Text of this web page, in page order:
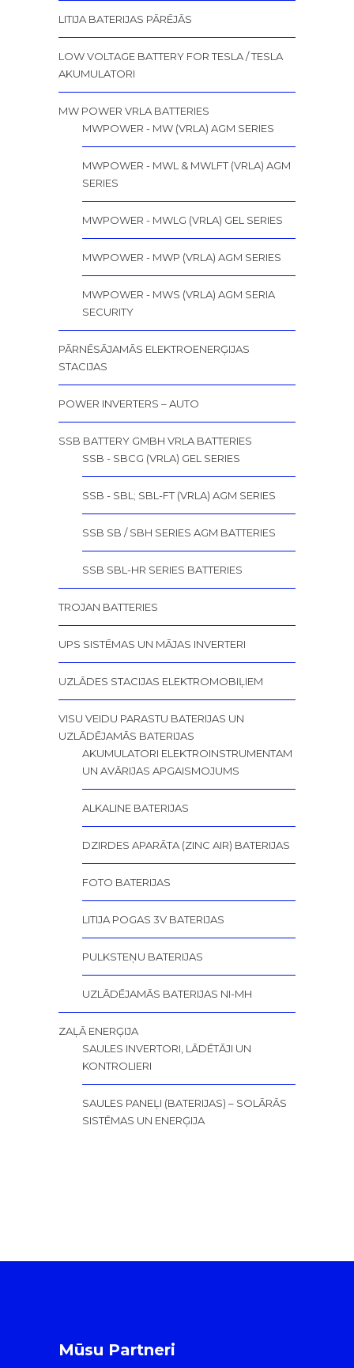
LITIJA BATERIJAS PĀRĒJĀS
LOW VOLTAGE BATTERY FOR TESLA / TESLA
AKUMULATORI
MW POWER VRLA BATTERIES
MWPOWER - MW (VRLA) AGM SERIES
MWPOWER - MWL & MWLFT (VRLA) AGM
SERIES
MWPOWER - MWLG (VRLA) GEL SERIES
MWPOWER - MWP (VRLA) AGM SERIES
MWPOWER - MWS (VRLA) AGM SERIA
SECURITY
PĀRNĒSĀJAMĀS ELEKTROENERĢIJAS
STACIJAS
POWER INVERTERS – AUTO
SSB BATTERY GMBH VRLA BATTERIES
SSB - SBCG (VRLA) GEL SERIES
SSB - SBL; SBL-FT (VRLA) AGM SERIES
SSB SB / SBH SERIES AGM BATTERIES
SSB SBL-HR SERIES BATTERIES
TROJAN BATTERIES
UPS SISTĒMAS UN MĀJAS INVERTERI
UZLĀDES STACIJAS ELEKTROMOBIĻIEM
VISU VEIDU PARASTU BATERIJAS UN
UZLĀDĒJAMĀS BATERIJAS
AKUMULATORI ELEKTROINSTRUMENTAM
UN AVĀRIJAS APGAISMOJUMS
ALKALINE BATERIJAS
DZIRDES APARĀTA (ZINC AIR) BATERIJAS
FOTO BATERIJAS
LITIJA POGAS 3V BATERIJAS
PULKSTEŅU BATERIJAS
UZLĀDĒJAMĀS BATERIJAS NI-MH
ZAĻĀ ENERĢIJA
SAULES INVERTORI, LĀDĒTĀJI UN
KONTROLIERI
SAULES PANEĻI (BATERIJAS) – SOLĀRĀS
SISTĒMAS UN ENERĢIJA
Mūsu Partneri